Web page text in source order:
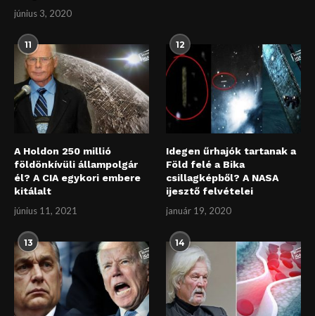
június 3, 2020
11
A Holdon 250 millió
földönkívüli állampolgár
él? A CIA egykori embere
kitálalt
június 11, 2021
12
Idegen űrhajók tartanak a
Föld felé a Bika
csillagképből? A NASA
ijesztő felvételei
január 19, 2020
13 14